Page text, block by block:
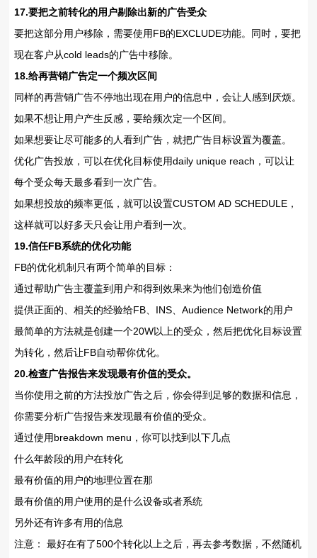
17.要把之前转化的用户剔除出新的广告受众
要把这部分用户移除，需要使用FB的EXCLUDE功能。同时，要把
现在客户从cold leads的广告中移除。
18.给再营销广告定一个频次区间
同样的再营销广告不停地出现在用户的信息中，会让人感到厌烦。
如果不想让用户产生反感，要给频次定一个区间。
如果想要让尽可能多的人看到广告，就把广告目标设置为覆盖。
优化广告投放，可以在优化目标使用daily unique reach，可以让
每个受众每天最多看到一次广告。
如果想投放的频率更低，就可以设置CUSTOM AD SCHEDULE，
这样就可以好多天只会让用户看到一次。
19.信任FB系统的优化功能
FB的优化机制只有两个简单的目标：
通过帮助广告主覆盖到用户和得到效果来为他们创造价值
提供正面的、相关的经验给FB、INS、Audience Network的用户
最简单的方法就是创建一个20W以上的受众，然后把优化目标设置
为转化，然后让FB自动帮你优化。
20.检查广告报告来发现最有价值的受众。
当你使用之前的方法投放广告之后，你会得到足够的数据和信息，
你需要分析广告报告来发现最有价值的受众。
通过使用breakdown menu，你可以找到以下几点
什么年龄段的用户在转化
最有价值的用户的地理位置在那
最有价值的用户使用的是什么设备或者系统
另外还有许多有用的信息
注意： 最好在有了500个转化以上之后，再去参考数据，不然随机